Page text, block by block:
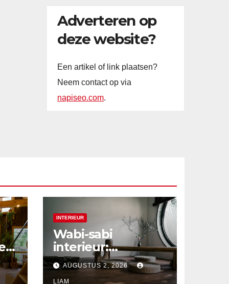
Adverteren op
deze website?
Een artikel of link plaatsen?
Neem contact op via
napiseo.com.
INTERIEUR
Wabi-sabi
interieur:
schoonheid in
imperfectie
AUGUSTUS 2, 2026
LIAM